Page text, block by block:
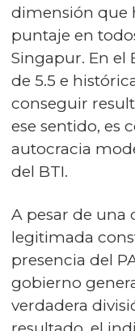
dimensión que
puntaje en
Singapur. En el
de 5.5 e
conseguir
ese sentido, es
autocracia
del BTI.
A pesar de una
legitimada
presencia del
gobierno
verdadera